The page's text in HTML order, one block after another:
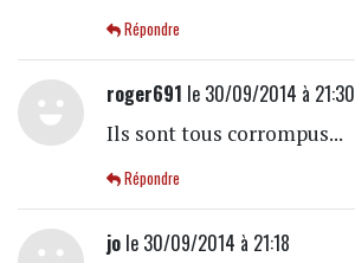
Répondre
roger691 le 30/09/2014 à 21:30
Ils sont tous corrompus...
Répondre
jole 30/09/2014 à 21:18